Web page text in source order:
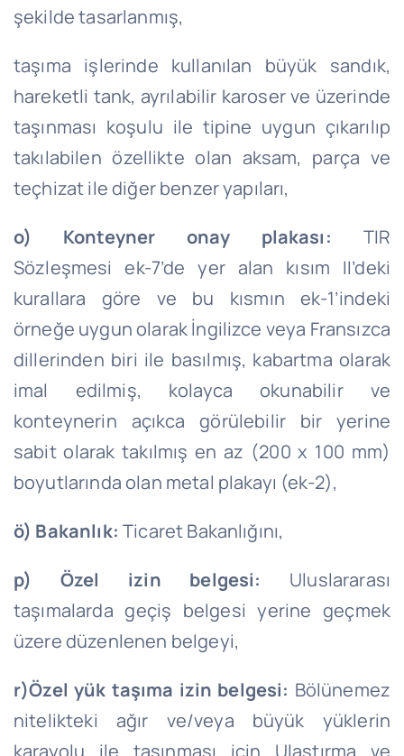
şekilde tasarlanmış,
taşıma işlerinde kullanılan büyük sandık,
hareketli tank, ayrılabilir karoser ve üzerinde
taşınması koşulu ile tipine uygun çıkarılıp
takılabilen özellikte olan aksam, parça ve
teçhizat ile diğer benzer yapıları,
o) Konteyner onay plakası: TIR
Sözleşmesi ek-7’de yer alan kısım II’deki
kurallara göre ve bu kısmın ek-1’indeki
örneğe uygun olarak İngilizce veya Fransızca
dillerinden biri ile basılmış, kabartma olarak
imal edilmiş, kolayca okunabilir ve
konteynerin açıkca görülebilir bir yerine
sabit olarak takılmış en az (200 x 100 mm)
boyutlarında olan metal plakayı (ek-2),
ö) Bakanlık:Ticaret Bakanlığını,
p) Özel izin belgesi: Uluslararası
taşımalarda geçiş belgesi yerine geçmek
üzere düzenlenen belgeyi,
r)Özel yük taşıma izin belgesi: Bölünemez
nitelikteki ağır ve/veya büyük yüklerin